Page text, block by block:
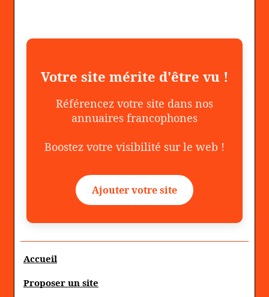
Votre site mérite d'être vu !
Référencez votre site dans nos
annuaires francophones
Boostez votre visibilité sur le web !
Ajouter votre site
Accueil
Proposer un site